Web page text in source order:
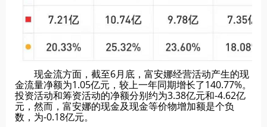
现金流方面，截至6月底，富安娜经营活动产生的现
金流量净额为1.05亿元，较上一年同期增长了140.77%。
投资活动和筹资活动的净额分别约为3.38亿元和-4.62亿
元，然而，富安娜的现金及现金等价物增加额是个负
数，为-0.18亿元。